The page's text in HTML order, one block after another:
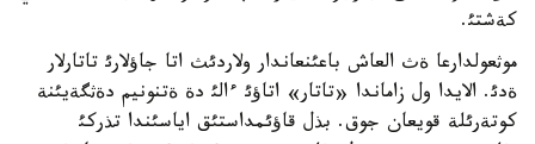
كةشتئ.
موثعولدارعا ةث العاش باعئنعاندار ولاردئث اتا جاؤلارئ تاتارلار
ةدئ. الايدا ول زاماندا «تاتار» اتاؤئ ءالئ دة ةتنونيم دةثگةيئنة
كوتةرئلة قويعان جوق. بذل قاؤئمداستئق اياسئندا تذركئ